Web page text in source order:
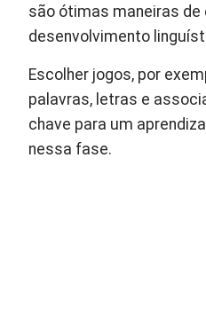
são ótimas maneiras
desenvolvimento
Escolher jogos, por
palavras, letras e
chave para um
nessa fase.